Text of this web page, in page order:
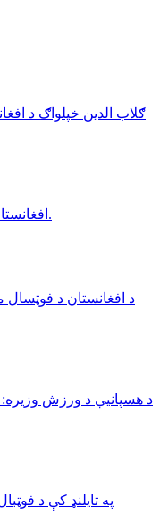
ګلاب الدین خپلواګ د
افغانستان اېرلنډ ته د ٩٢ منډو په توپیر ماته وركړه.
په تایلنډ کې د